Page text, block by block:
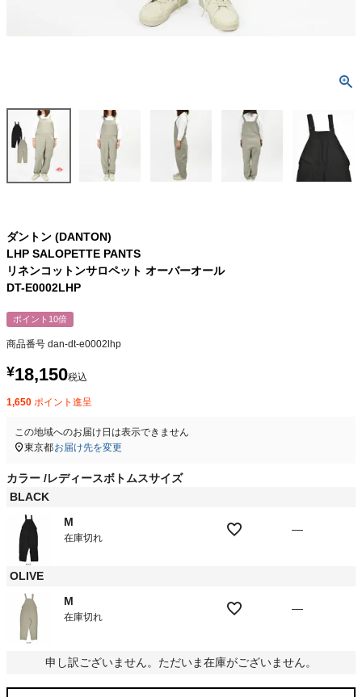
ダントン (DANTON)
LHP SALOPETTE PANTS
リネンコットンサロペット オーバーオール
DT-E0002LHP
ポイント10倍
商品番号 dan-dt-e0002lhp
¥18,150税込
1,650 ポイント進呈
この地域へのお届け日は表示できません
東京都お届け先を変更
カラー
レディースボトムスサイズ
BLACK
M
在庫切れ
—
OLIVE
M
在庫切れ
—
申し訳ございません。ただいま在庫がございません。